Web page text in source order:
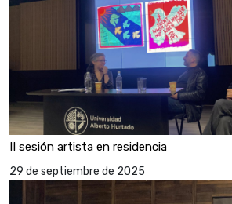
II sesión artista en residencia
29 de septiembre de 2025